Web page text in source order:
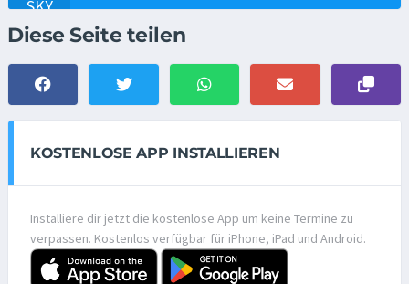
Diese Seite teilen
KOSTENLOSE APP INSTALLIEREN
Installiere dir jetzt die kostenlose App um keine Termine zu
verpassen. Kostenlos verfügbar für iPhone, iPad und Android.